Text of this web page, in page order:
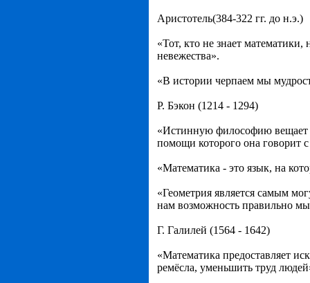
Аристотель(384-322 гг. до н.э.)
«Тот, кто не знает
невежества».
«В истории черпаем мы
Р. Бэкон (1214 - 1294)
«Истинную философию вещает
помощи которого она говорит
«Математика - это язык, на
«Геометрия является самым
нам возможность правильно
Г. Галилей (1564 - 1642)
«Математика предоставляет
ремёсла, уменьшить труд